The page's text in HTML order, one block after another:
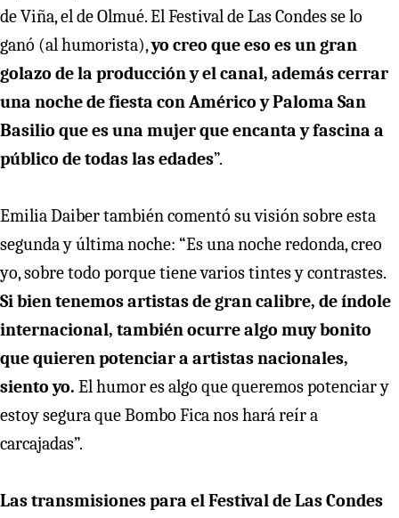
de Viña, el de Olmué. El Festival de Las Condes se lo
ganó (al humorista),yo creo que eso es un gran
golazo de la producción y el canal, además cerrar
una noche de fiesta con Américo y Paloma San
Basilio que es una mujer que encanta y fascina a
público de todas las edades”.
Emilia Daiber también comentó su visión sobre esta
segunda y última noche: “Es una noche redonda, creo
yo, sobre todo porque tiene varios tintes y contrastes.
Si bien tenemos artistas de gran calibre, de índole
internacional, también ocurre algo muy bonito
que quieren potenciar a artistas nacionales,
siento yo. El humor es algo que queremos potenciar y
estoy segura que Bombo Fica nos hará reír a
carcajadas”.
Las transmisiones para el Festival de Las Condes